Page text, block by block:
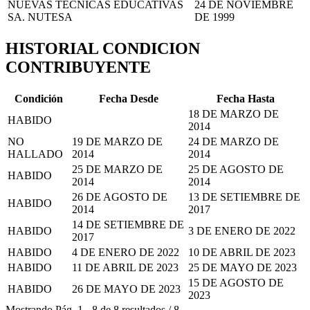
NUEVAS TECNICAS EDUCATIVAS
SA. NUTESA
24 DE NOVIEMBRE
DE 1999
HISTORIAL CONDICION
CONTRIBUYENTE
Condición Fecha Desde
Fecha Hasta
HABIDO
18 DE MARZO DE
2014
NO
HALLADO
19 DE MARZO DE
2014
24 DE MARZO DE
2014
HABIDO
25 DE MARZO DE
2014
25 DE AGOSTO DE
2014
HABIDO
26 DE AGOSTO DE
2014
13 DE SETIEMBRE DE
2017
HABIDO
14 DE SETIEMBRE DE
2017
3 DE ENERO DE 2022
HABIDO
4 DE ENERO DE 2022
10 DE ABRIL DE 2023
HABIDO
11 DE ABRIL DE 2023
25 DE MAYO DE 2023
HABIDO
26 DE MAYO DE 2023
15 DE AGOSTO DE
2023